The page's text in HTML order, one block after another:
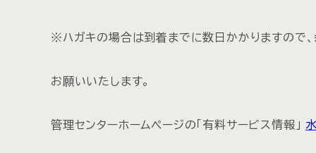
※ハガキの場合は到着までに数日かかりますので
お願いいたします。
管理センターホームページの「有料サービス情報」